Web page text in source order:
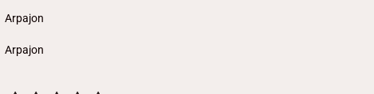
Arpajon
Arpajon